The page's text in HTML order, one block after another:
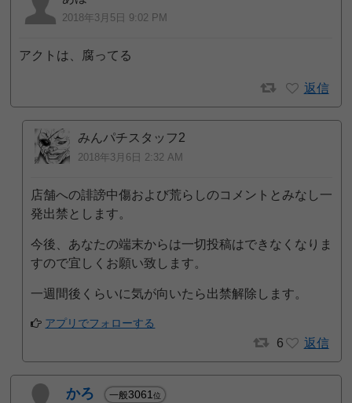
2018年3月5日 9:02 PM
アクトは、腐ってる
返信
みんパチスタッフ2
2018年3月6日 2:32 AM
店舗への誹謗中傷および荒らしのコメントとみなし一
発出禁とします。
今後、あなたの端末からは一切投稿はできなくなりま
すので宜しくお願い致します。
一週間後くらいに気が向いたら出禁解除します。
アプリでフォローする
6 返信
かろ 一般3061位